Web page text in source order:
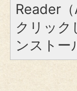
Reader
クリック
ンストー